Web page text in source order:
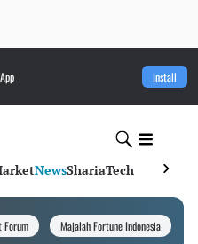
Install
NewsShariaTech
Forum Majalah Fortune Indonesia